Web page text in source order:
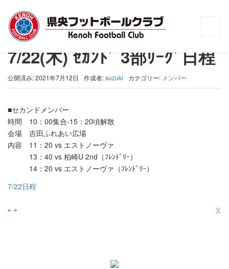
トップ>メンバー>7/22(木) ｾｶﾝﾄﾞ 3部ﾘｰｸﾞ日程
7/22(木) ｾｶﾝﾄﾞ 3部ﾘｰｸﾞ日程
公開済み: 2021年7月12日 作成者:suzuki カテゴリー: メンバー
■セカンドメンバー
時間 10：00集合-15：20頃解散
会場 吉田ふれあい広場
内容 11：20 vs エストノーヴァ
13：40 vs 柏崎U 2nd（ﾌﾚﾝﾄﾞﾘｰ）
14：20 vs エストノーヴァ（ﾌﾚﾝﾄﾞﾘｰ）
7/22日程
￩ ￫ x